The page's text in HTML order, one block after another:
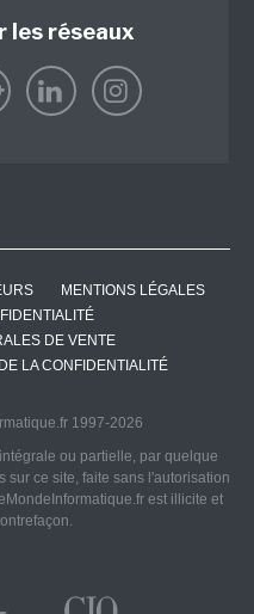
les réseaux
MENTIONS LÉGALES
DE VENTE
LA CONFIDENTIALITÉ
1997-2026
ou partielle, par quelque
sur ce site, faite sans l'autorisation
est illicite et